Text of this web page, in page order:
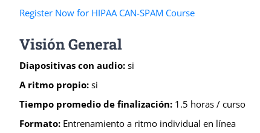
Register Now for HIPAA CAN-SPAM Course
Visión General
Diapositivas con audio: si
A ritmo propio: si
Tiempo promedio de finalización: 1.5 horas / curso
Formato: Entrenamiento a ritmo individual en línea